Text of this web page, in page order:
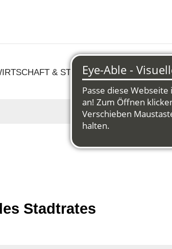
& STRUKTURWANDEL
Stadtrates